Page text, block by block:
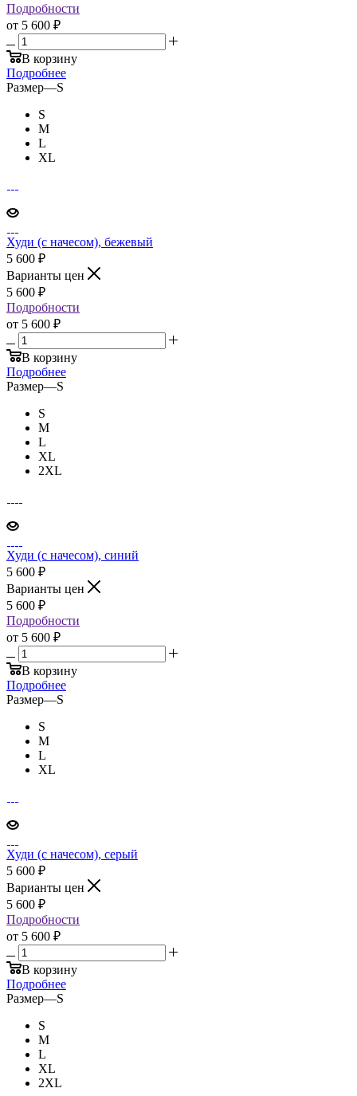
Подробности
от 5 600 ₽
В корзину
Подробнее
Размер—S
S
M
L
XL
Худи (с начесом), бежевый
5 600 ₽
Варианты цен
5 600 ₽
Подробности
от 5 600 ₽
В корзину
Подробнее
Размер—S
S
M
L
XL
2XL
Худи (с начесом), синий
5 600 ₽
Варианты цен
5 600 ₽
Подробности
от 5 600 ₽
В корзину
Подробнее
Размер—S
S
M
L
XL
Худи (с начесом), серый
5 600 ₽
Варианты цен
5 600 ₽
Подробности
от 5 600 ₽
В корзину
Подробнее
Размер—S
S
M
L
XL
2XL